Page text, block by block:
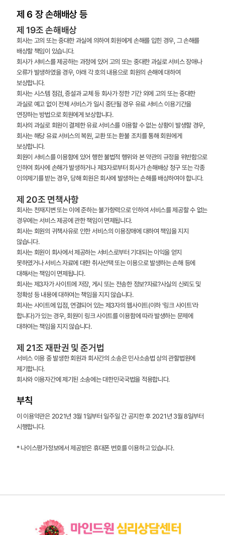
제 6 장 손해배상 등
제 19조 손해배상
회사는 고의 또는 중대한 과실에 의하여 회원에게 손해를 입힌 경우, 그 손해를
배상할 책임이 있습니다.
회사가 서비스를 제공하는 과정에 있어 고의 또는 중대한 과실로 서비스 장애나
오류가 발생하였을 경우, 아래 각 호의 내용으로 회원의 손해에 대하여
보상합니다.
회사는 시스템 점검, 증설과 교체 등 회사가 정한 기간 외에 고의 또는 중대한
과실로 예고 없이 전체 서비스가 일시 중단될 경우 유료 서비스 이용기간을
연장하는 방법으로 회원에게 보상합니다.
회사의 과실로 회원이 결제한 유료 서비스를 이용할 수 없는 상황이 발생할 경우,
회사는 해당 유료 서비스의 복원, 교환 또는 환불 조치를 통해 회원에게
보상합니다.
회원이 서비스를 이용함에 있어 행한 불법적 행위와 본 약관의 규정을 위반함으로
인하여 회사에 손해가 발생하거나 제3자로부터 회사가 손해배상 청구 또는 각종
이의제기를 받는 경우, 당해 회원은 회사에 발생하는 손해를 배상하여야 합니다.
제 20조 면책사항
회사는 천재지변 또는 이에 준하는 불가항력으로 인하여 서비스를 제공할 수 없는
경우에는 서비스 제공에 관한 책임이 면제됩니다.
회사는 회원의 귀책사유로 인한 서비스의 이용장애에 대하여 책임을 지지
않습니다.
회사는 회원이 회사에서 제공하는 서비스로부터 기대되는 이익을 얻지
못하였거나 서비스 자료에 대한 취사선택 또는 이용으로 발생하는 손해 등에
대해서는 책임이 면제됩니다.
회사는 제3자가 사이트에 저장, 게시 또는 전송한 정보?자료?사실의 신뢰도 및
정확성 등 내용에 대하여는 책임을 지지 않습니다.
회사는 사이트에 입점, 연결되어 있는 제3자의 웹사이트(이하 '링크 사이트'라
합니다)가 있는 경우, 회원이 링크 사이트를 이용함에 따라 발생하는 문제에
대하여는 책임을 지지 않습니다.
제 21조 재판권 및 준거법
서비스 이용 중 발생한 회원과 회사간의 소송은 민사소송법 상의 관할법원에
제기합니다.
회사와 이용자간에 제기된 소송에는 대한민국국법을 적용합니다.
부칙
이 이용약관은 2021년 3월 1일부터 일주일 간 공지한 후 2021년 3월 8일부터
시행합니다.
* 나이스평가정보에서 제공받은 휴대폰 번호를 이용하고 있습니다.